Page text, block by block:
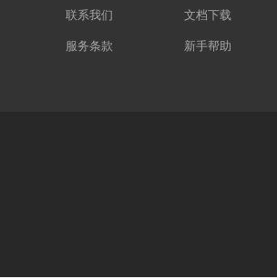
联系我们
服务条款
文档下载
新手帮助